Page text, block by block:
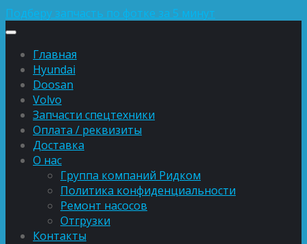
Подберу запчасть по фотке за 5 минут
Главная
Hyundai
Doosan
Volvo
Запчасти спецтехники
Оплата / реквизиты
Доставка
О нас
Группа компаний Ридком
Политика конфиденциальности
Ремонт насосов
Отгрузки
Контакты